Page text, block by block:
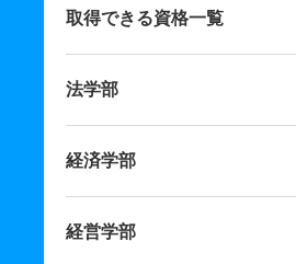
取得できる資格一覧
法学部
経済学部
経営学部